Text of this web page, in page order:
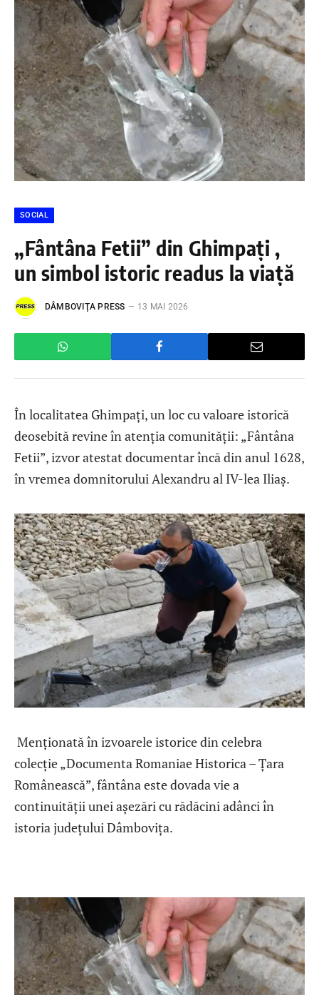
SOCIAL
„Fântâna Fetii” din Ghimpați ,
un simbol istoric readus la viață
DÂMBOVIŢA PRESS 13 MAI 2026
În localitatea Ghimpați, un loc cu valoare istorică
deosebită revine în atenția comunității: „Fântâna
Fetii”, izvor atestat documentar încă din anul 1628,
în vremea domnitorului Alexandru al IV-lea Iliaș.
Menționată în izvoarele istorice din celebra
colecție „Documenta Romaniae Historica – Țara
Românească”, fântâna este dovada vie a
continuității unei așezări cu rădăcini adânci în
istoria județului Dâmbovița.